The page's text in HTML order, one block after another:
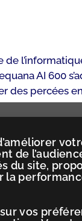
de
du site,
vos
AI 600
des percées